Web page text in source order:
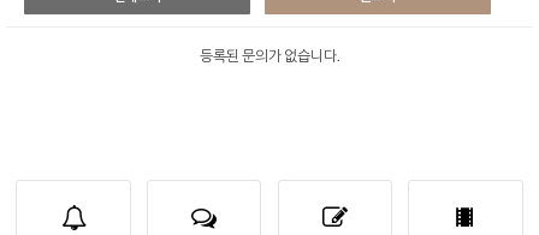
등록된 문의가 없습니다.